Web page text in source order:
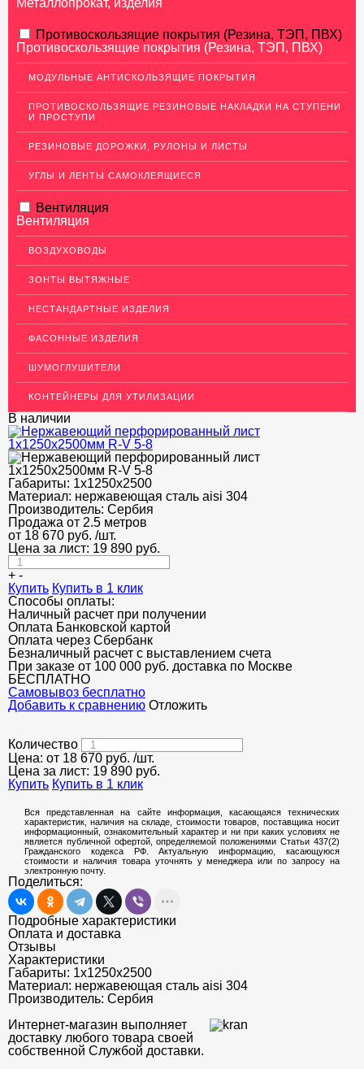
Металлопрокат, изделия
АЛЮМИНИЕВЫЙ ПРОКАТ
Перфорированный лист
Алюминиевые листы
Гладкие алюминиевые листы
Рифленые алюминиевые листы
Алюминиевые профили
Алюминиевые трубы
Профиль для гипсокартона, МДФ, панелей
ЭЛЕКТРОДЫ
ДЕКОРАТИВНЫЙ УГОЛОК
МЕТАЛЛИЧЕСКИЕ ПОРОГИ НАПОЛЬНЫЕ (ДЛЯ ПОЛА),
РАСКЛАДКА, ПЛИНТУС
ПОТОЛКИ
НЕДОРОГОЙ МЕТАЛЛОПРОКАТ
Противоскользящие покрытия (Резина, ТЭП, ПВХ)
Противоскользящие покрытия (Резина, ТЭП, ПВХ)
МОДУЛЬНЫЕ АНТИСКОЛЬЗЯЩИЕ ПОКРЫТИЯ
ПРОТИВОСКОЛЬЗЯЩИЕ РЕЗИНОВЫЕ НАКЛАДКИ НА СТУПЕНИ
И ПРОСТУПИ
РЕЗИНОВЫЕ ДОРОЖКИ, РУЛОНЫ И ЛИСТЫ
УГЛЫ И ЛЕНТЫ САМОКЛЕЯЩИЕСЯ
Вентиляция
Вентиляция
ВОЗДУХОВОДЫ
ЗОНТЫ ВЫТЯЖНЫЕ
НЕСТАНДАРТНЫЕ ИЗДЕЛИЯ
ФАСОННЫЕ ИЗДЕЛИЯ
ШУМОГЛУШИТЕЛИ
КОНТЕЙНЕРЫ ДЛЯ УТИЛИЗАЦИИ
В наличии
Габариты: 1х1250х2500
Материал: нержавеющая сталь aisi 304
Производитель: Сербия
Продажа от 2.5 метров
от 18 670 руб. /шт.
Цена за лист: 19 890 руб.
+ -
Купить Купить в 1 клик
Способы оплаты:
Наличный расчет при получении
Оплата Банковской картой
Оплата через Сбербанк
Безналичный расчет с выставлением счета
При заказе от 100 000 руб. доставка по Москве
БЕСПЛАТНО
Cамовывоз бесплатно
Добавить к сравнению Отложить
Количество
Цена: от 18 670 руб. /шт.
Цена за лист: 19 890 руб.
Купить Купить в 1 клик
Вся представленная на сайте информация, касающаяся технических
характеристик, наличия на складе, стоимости товаров, поставщика носит
информационный, ознакомительный характер и ни при каких условиях не
является публичной офертой, определяемой положениями Статьи 437(2)
Гражданского кодекса РФ. Актуальную информацию, касающуюся
стоимости и наличия товара уточнять у менеджера или по запросу на
электронную почту.
Поделиться:
Подробные характеристики
Оплата и доставка
Отзывы
Характеристики
Габариты: 1х1250х2500
Материал: нержавеющая сталь aisi 304
Производитель: Сербия
Интернет-магазин выполняет
доставку любого товара своей
собственной Службой доставки.